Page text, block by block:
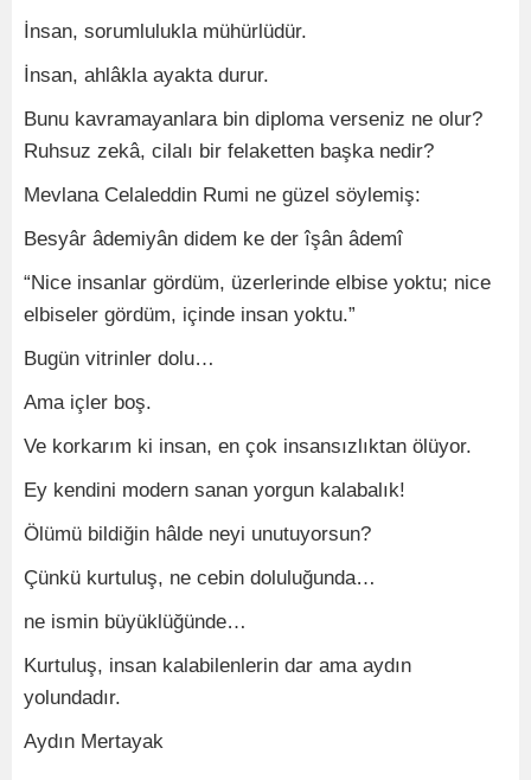
İnsan, sorumlulukla mühürlüdür.
İnsan, ahlâkla ayakta durur.
Bunu kavramayanlara bin diploma verseniz ne olur?
Ruhsuz zekâ, cilalı bir felaketten başka nedir?
Mevlana Celaleddin Rumi ne güzel söylemiş:
Besyâr âdemiyân didem ke der îşân âdemî
“Nice insanlar gördüm, üzerlerinde elbise yoktu; nice
elbiseler gördüm, içinde insan yoktu.”
Bugün vitrinler dolu…
Ama içler boş.
Ve korkarım ki insan, en çok insansızlıktan ölüyor.
Ey kendini modern sanan yorgun kalabalık!
Ölümü bildiğin hâlde neyi unutuyorsun?
Çünkü kurtuluş, ne cebin doluluğunda…
ne ismin büyüklüğünde…
Kurtuluş, insan kalabilenlerin dar ama aydın
yolundadır.
Aydın Mertayak